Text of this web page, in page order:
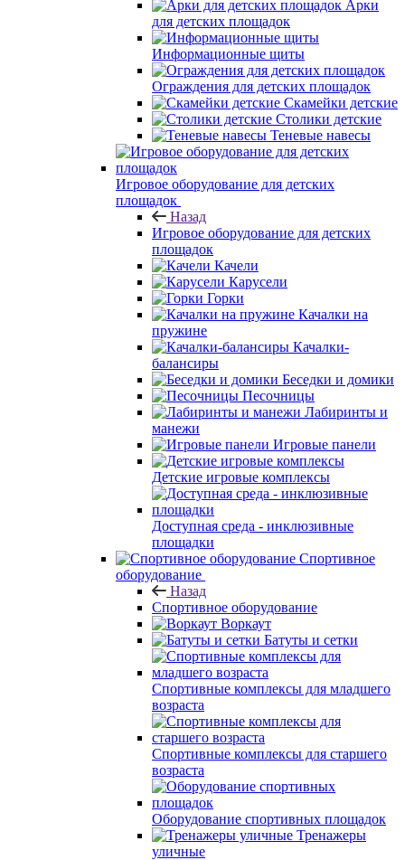
Арки
для детских площадок
Информационные щиты
Ограждения для детских площадок
Скамейки детские
Столики детские
Теневые навесы
Игровое оборудование для детских
площадок
Назад
Игровое оборудование для детских
площадок
Качели
Карусели
Горки
Качалки на
пружине
Качалки-
балансиры
Беседки и домики
Песочницы
Лабиринты и
манежи
Игровые панели
Детские игровые комплексы
Доступная среда - инклюзивные
площадки
Спортивное
оборудование
Назад
Спортивное оборудование
Воркаут
Батуты и сетки
Спортивные комплексы для младшего
возраста
Спортивные комплексы для старшего
возраста
Оборудование спортивных площадок
Тренажеры
уличные